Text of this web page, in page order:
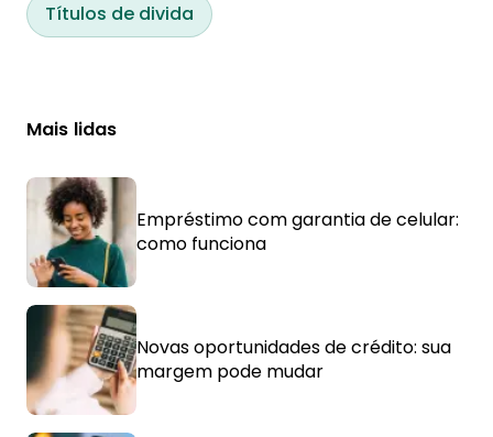
Títulos de divida
Mais lidas
Empréstimo com garantia de celular:
como funciona
Novas oportunidades de crédito: sua
margem pode mudar